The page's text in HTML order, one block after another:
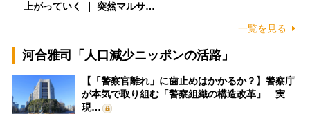
上がっていく ｜ 突然マルサ…
一覧を見る
河合雅司「人口減少ニッポンの活路」
【「警察官離れ」に歯止めはかかるか？】警察庁
が本気で取り組む「警察組織の構造改革」 実
現…